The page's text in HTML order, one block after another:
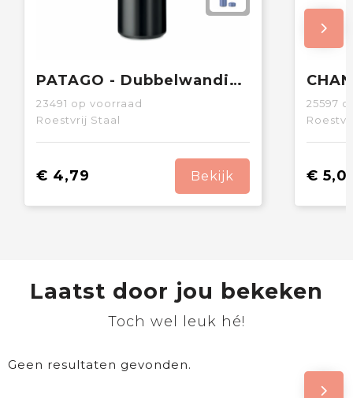
PATAGO - Dubbelwandige drinkfles 425 ml
23491 op voorraad
Roestvrij Staal
€ 4,79 Bekijk
25597
€
Laatst door jou bekeken
Toch wel leuk hé!
Geen resultaten gevonden.